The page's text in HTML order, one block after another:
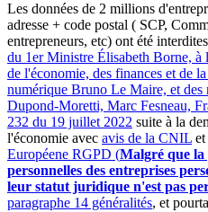
Les données de 2 millions
adresse + code postal ( SCP,
entrepreneurs, etc) ont été
du 1er Ministre Élisabeth Borne, à
de l'économie, des finances et de
numérique Bruno Le Maire, et
Dupond-Moretti, Marc Fesneau,
232 du 19 juillet 2022 suite à la
l'économie avec avis de la CNIL
Européene RGPD (Malgré que la
personnelles des entreprises
leur statut juridique n'est pas
paragraphe 14 généralités, et